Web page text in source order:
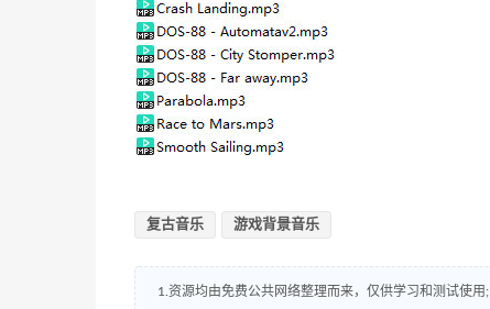
复古音乐 游戏背景音乐
1.资源均由免费公共网络整理而来，仅供学习和测试使用;